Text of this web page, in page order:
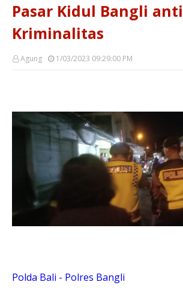
Pasar Kidul Bangli
Kriminalitas
Agung 1/03/2023 09:29:00 PM
Polda Bali - Polres Bangli